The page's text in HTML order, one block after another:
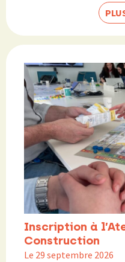
Inscription à
Construction
Le 29 septembre 2026